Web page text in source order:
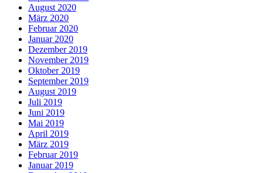
August 2020
März 2020
Februar 2020
Januar 2020
Dezember 2019
November 2019
Oktober 2019
September 2019
August 2019
Juli 2019
Juni 2019
Mai 2019
April 2019
März 2019
Februar 2019
Januar 2019